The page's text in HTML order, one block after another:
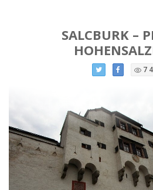
SALCBURK –
7